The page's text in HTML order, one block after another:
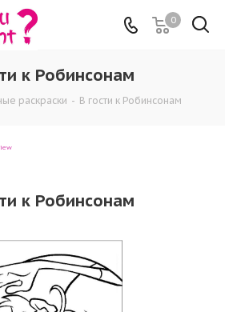
0
к Робинсонам
раскраски - В гости к Робинсонам
к Робинсонам